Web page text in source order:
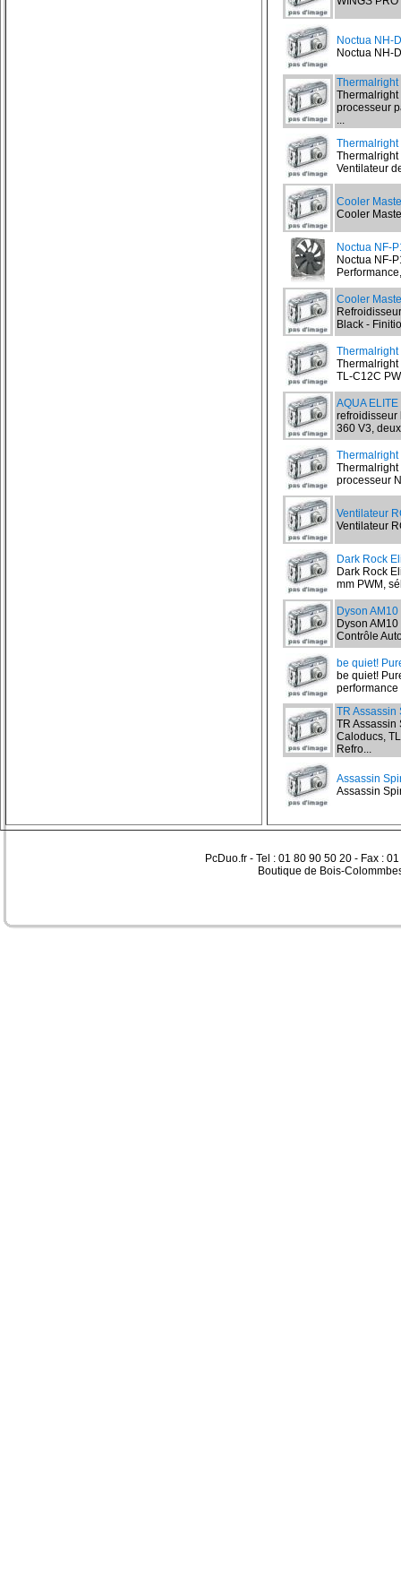
Noctua NH-
Noctua NH-
Thermalright
Thermalright
processeur
...
Thermalright
Ventilateur
Cooler
Cooler
Noctua NF-
Noctua NF-
Cooler
Black -
Thermalright
TL-C12C
AQUA
refroidisseur
360 V3,
Thermalright
processeur
Ventilateur
Ventilateur
Dark Rock
Dark Rock
mm PWM,
Dyson AM10
Dyson
Contrôle
be quiet!
be quiet!
performance
TR Assassin
TR Assassin
Caloducs,
Refro...
Assassin
Assassin
PcDuo.fr - Tel : 01 80 90 50 20 - Fax :
Boutique de Bois-